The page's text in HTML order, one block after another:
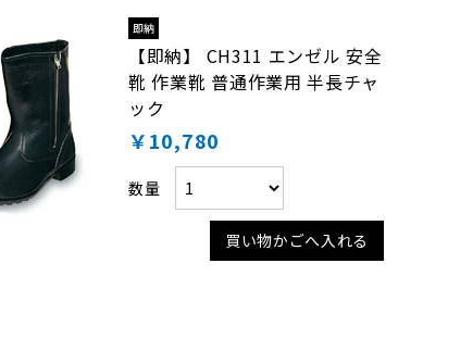
【即納】 CH311 エンゼル 安全
靴 作業靴 普通作業用 半長チャ
ック
￥10,780
数量
買い物かごへ入れる